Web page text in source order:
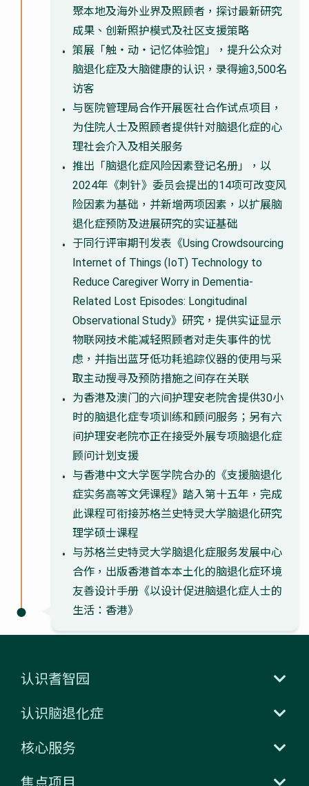
聚本地及海外业界及照顾者，探讨最新研究
成果、创新照护模式及社区支援策略
策展「触・动・记忆体验馆」，提升公众对
脑退化症及大脑健康的认识，录得逾3,500名
访客
与医院管理局合作开展医社合作试点项目，
为住院人士及照顾者提供针对脑退化症的心
理社会介入及相关服务
推出「脑退化症风险因素登记名册」，以
2024年《刺针》委员会提出的14项可改变风
险因素为基础，并新增两项因素，以扩展脑
退化症预防及进展研究的实证基础
于同行评审期刊发表《Using Crowdsourcing
Internet of Things (IoT) Technology to
Reduce Caregiver Worry in Dementia-
Related Lost Episodes: Longitudinal
Observational Study》研究，提供实证显示
物联网技术能减轻照顾者对走失事件的忧
虑，并指出蓝牙低功耗追踪仪器的使用与采
取主动搜寻及预防措施之间存在关联
为香港及澳门的六间护理安老院舍提供30小
时的脑退化症专项训练和顾问服务；另有六
间护理安老院亦正在接受外展专项脑退化症
顾问计划支援
与香港中文大学医学院合办的《支援脑退化
症实务高等文凭课程》踏入第十五年，完成
此课程可衔接苏格兰史特灵大学脑退化研究
理学硕士课程
与苏格兰史特灵大学脑退化症服务发展中心
合作，出版香港首本本土化的脑退化症环境
友善设计手册《以设计促进脑退化症人士的
生活：香港》
认识耆智园
认识脑退化症
核心服务
焦点项目